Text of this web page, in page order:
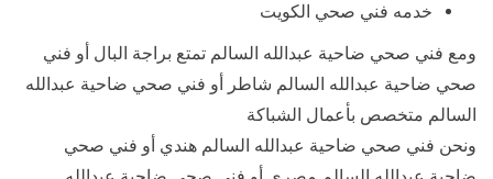
خدمه فني صحي الكويت
ومع فني صحي ضاحية عبدالله السالم تمتع براجة البال أو فني
صحي ضاحية عبدالله السالم شاطر أو فني صحي ضاحية عبدالله
السالم متخصص بأعمال الشباكة
ونحن فني صحي ضاحية عبدالله السالم هندي أو فني صحي